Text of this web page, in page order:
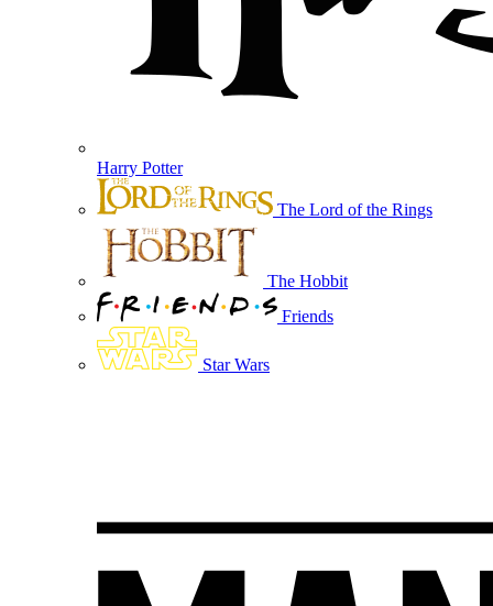
Harry Potter
The Lord of the Rings
The Hobbit
Friends
Star Wars